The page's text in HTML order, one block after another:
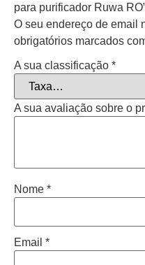
para purificador Ruwa
O seu endereço de email
obrigatórios marcados
A sua classificação *
A sua avaliação sobre o
Nome *
Email *